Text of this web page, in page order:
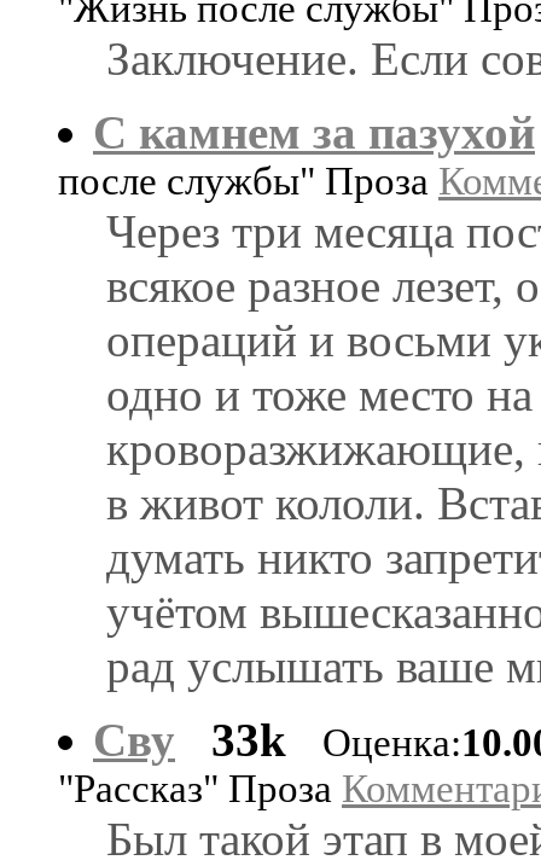
Заключение. Если
С камнем за пазухой
после службы" Проза
Через три месяца
всякое разное
операций и восьми
одно и тоже место
кроворазжижающие,
в живот кололи.
думать никто
учётом
рад услышать ваше
Сву
33k Оценка:
"Рассказ" Проза
Был такой этап в